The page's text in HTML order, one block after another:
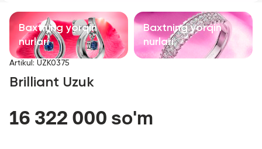
Aksessuarlar
Baxtning yorqin
nurlari
Baxtning yorqin
nurlari
Artikul : UZK0375
Brilliant Uzuk
16 322 000 so'm